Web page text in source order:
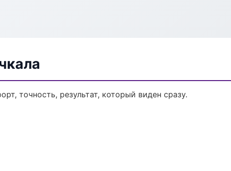
точность, результат, который виден сразу.